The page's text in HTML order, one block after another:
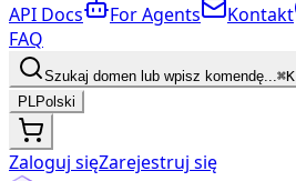
API Docs
For Agents Kontakt
FAQ
Szukaj domen lub wpisz komendę...⌘K
PLPolski
Zaloguj sięZarejestruj się